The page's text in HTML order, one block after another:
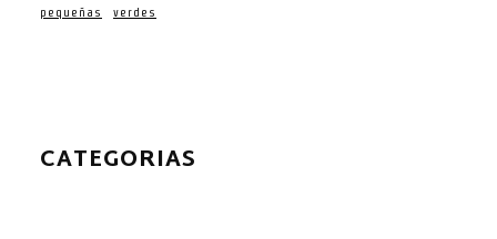
pequeñas
verdes
CATEGORIAS